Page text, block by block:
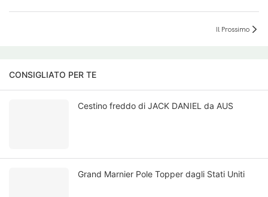
Il Prossimo
CONSIGLIATO PER TE
Cestino freddo di JACK DANIEL da AUS
Grand Marnier Pole Topper dagli Stati Uniti